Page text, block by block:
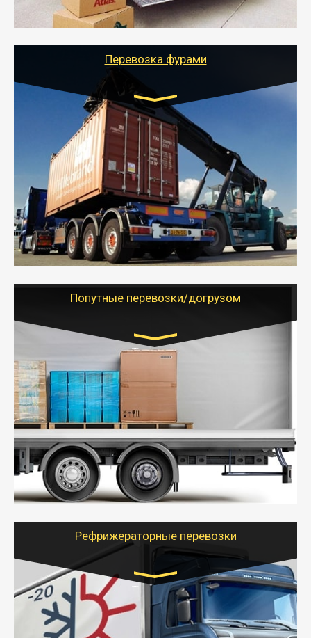
службы или работы с гарантией сохранности груза и
оформлением документов, подтверждающих
Перевозка фурами
Транспорт:
Еврофура Тент от 5 до 10 тонн
грузоподъемность
от 10 000 руб. Возможен догруз
- Доставка фурой до 20 т возможна для больших
объемов грузов, упакованных в коробки, мешки,
паллеты и россыпью в самые отдаленные места
России с гарантией полной сохранности.
- Тайгер Логистик предоставляет услуги по
грузоперевозкам для физических и юридических лиц
Попутные перевозки/догрузом
Транспорт:
Газель (1,5 и 3 тонны), Бычок, Еврофура от 5 до
10 тонн
от 5000 руб. Возможен догруз
- Экономный способ доставить вещи от 200 кг в
другой город - догрузом или попутно. Попутные
грузоперевозки для физлиц, ИП и юрлиц обходятся
дешевле.
- Тайгер Логистик организует доставку
крупногабаритных и личных вещей по нужному
для погрузочно-разгрузочных работ при перевозке.
Рефрижераторные перевозки
Транспорт:
Газель (1,5 и 3 тонны), Бычок, Еврофура от 5 до
10 тонн